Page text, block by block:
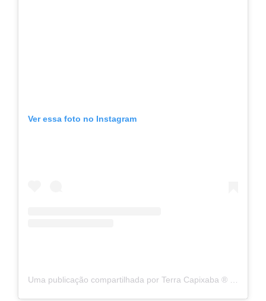
Ver essa foto no Instagram